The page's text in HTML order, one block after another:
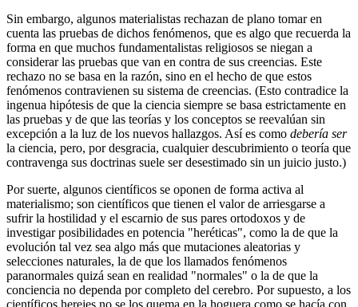
Sin embargo, algunos materialistas rechazan de plano tomar en
cuenta las pruebas de dichos fenómenos, que es algo que recuerda la
forma en que muchos fundamentalistas religiosos se niegan a
considerar las pruebas que van en contra de sus creencias. Este
rechazo no se basa en la razón, sino en el hecho de que estos
fenómenos contravienen su sistema de creencias. (Esto contradice la
ingenua hipótesis de que la ciencia siempre se basa estrictamente en
las pruebas y de que las teorías y los conceptos se reevalúan sin
excepción a la luz de los nuevos hallazgos. Así es como debería ser
la ciencia, pero, por desgracia, cualquier descubrimiento o teoría que
contravenga sus doctrinas suele ser desestimado sin un juicio justo.)
Por suerte, algunos científicos se oponen de forma activa al
materialismo; son científicos que tienen el valor de arriesgarse a
sufrir la hostilidad y el escarnio de sus pares ortodoxos y de
investigar posibilidades en potencia "heréticas", como la de que la
evolución tal vez sea algo más que mutaciones aleatorias y
selecciones naturales, la de que los llamados fenómenos
paranormales quizá sean en realidad "normales" o la de que la
conciencia no dependa por completo del cerebro. Por supuesto, a los
científicos herejes no se los quema en la hoguera como se hacía con